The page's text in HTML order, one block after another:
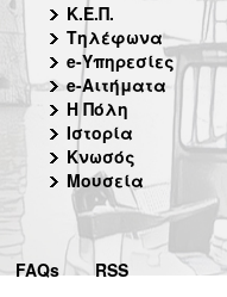
Κ.Ε.Π.
Τηλέφωνα
e-Υπηρεσίες
e-Αιτήματα
Η Πόλη
Ιστορία
Κνωσός
Μουσεία
FAQs RSS